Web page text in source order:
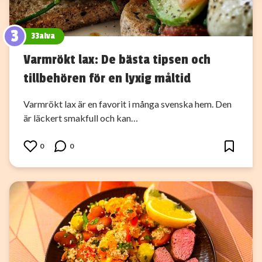
3 33alva
Varmrökt lax: De bästa tipsen och
tillbehören för en lyxig måltid
Varmrökt lax är en favorit i många svenska hem. Den
är läckert smakfull och kan…
0 0